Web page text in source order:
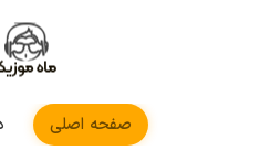
صفحه اصلی